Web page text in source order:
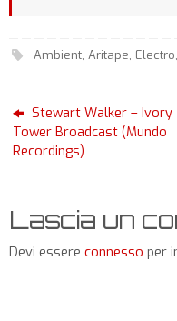
Ambient, Aritape, Electro,
Stewart Walker – Ivory
Tower Broadcast (Mundo
Recordings)
Lascia un
Devi essere connesso per